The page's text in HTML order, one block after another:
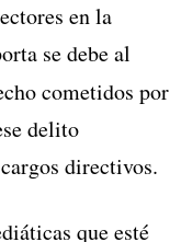
en la
se debe al
cometidos por
delito
directivos.
que esté